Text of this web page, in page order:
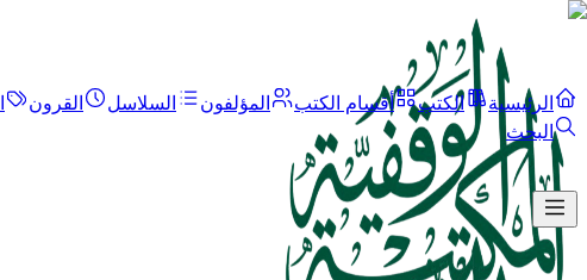
الرئيسية الكتب أقسام الكتب المؤلفون السلاسل القرون
البحث